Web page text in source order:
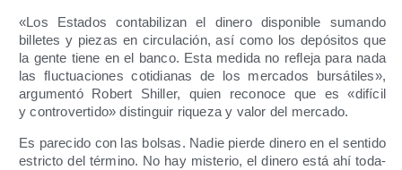
«Los Esta­dos con­ta­bi­li­zan el dine­ro dis­po­ni­ble suman­do
bille­tes y pie­zas en cir­cu­la­ción, así como los depó­si­tos que
la gen­te tie­ne en el ban­co. Esta medi­da no refle­ja para nada
las fluc­tua­cio­nes coti­dia­nas de los mer­ca­dos bur­sá­ti­les»,
argu­men­tó Robert Shi­ller, quien reco­no­ce que es «difí­cil
y con­tro­ver­ti­do» dis­tin­guir rique­za y valor del mercado.
Es pare­ci­do con las bol­sas. Nadie pier­de dine­ro en el sen­ti­do
estric­to del tér­mino. No hay mis­te­rio, el dine­ro está ahí toda­